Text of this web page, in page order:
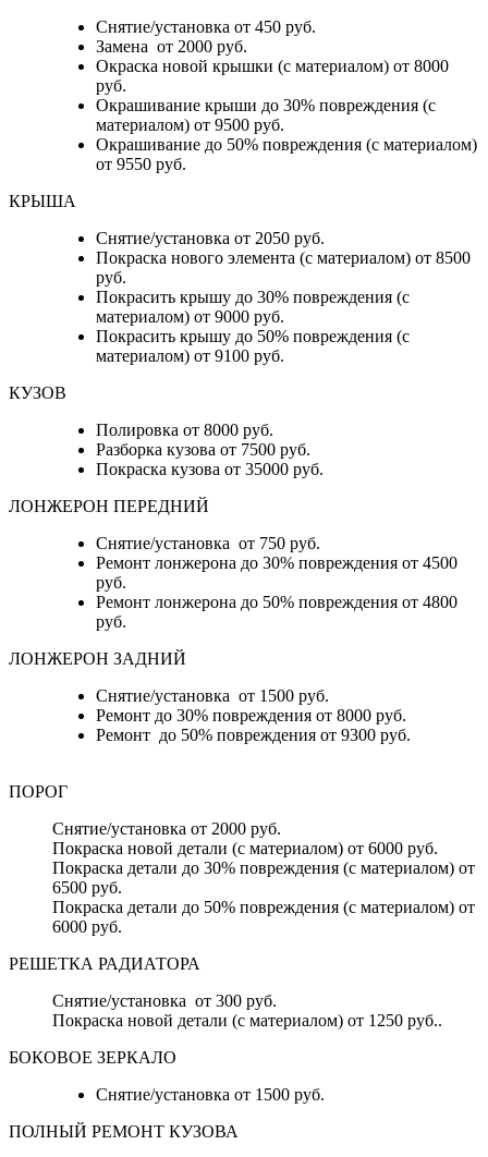
Снятие/установка от 450 руб.
Замена от 2000 руб.
Окраска новой крышки (с материалом) от 8000
руб.
Окрашивание крыши до 30% повреждения (с
материалом) от 9500 руб.
Окрашивание до 50% повреждения (с материалом)
от 9550 руб.
КРЫША
Снятие/установка от 2050 руб.
Покраска нового элемента (с материалом) от 8500
руб.
Покрасить крышу до 30% повреждения (с
материалом) от 9000 руб.
Покрасить крышу до 50% повреждения (с
материалом) от 9100 руб.
КУЗОВ
Полировка от 8000 руб.
Разборка кузова от 7500 руб.
Покраска кузова от 35000 руб.
ЛОНЖЕРОН ПЕРЕДНИЙ
Снятие/установка от 750 руб.
Ремонт лонжерона до 30% повреждения от 4500
руб.
Ремонт лонжерона до 50% повреждения от 4800
руб.
ЛОНЖЕРОН ЗАДНИЙ
Снятие/установка от 1500 руб.
Ремонт до 30% повреждения от 8000 руб.
Ремонт до 50% повреждения от 9300 руб.
ПОРОГ
Снятие/установка от 2000 руб.
Покраска новой детали (с материалом) от 6000 руб.
Покраска детали до 30% повреждения (с материалом) от
6500 руб.
Покраска детали до 50% повреждения (с материалом) от
6000 руб.
РЕШЕТКА РАДИАТОРА
Снятие/установка от 300 руб.
Покраска новой детали (с материалом) от 1250 руб..
БОКОВОЕ ЗЕРКАЛО
Снятие/установка от 1500 руб.
ПОЛНЫЙ РЕМОНТ КУЗОВА